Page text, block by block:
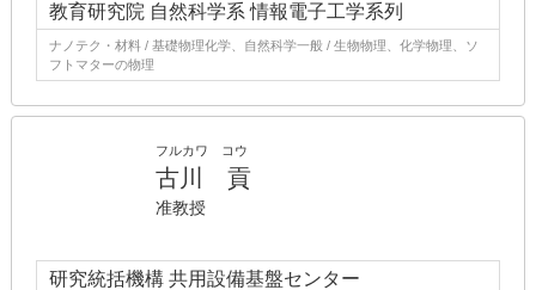
教育研究院 自然科学系 情報電子工学系列
ナノテク・材料 / 基礎物理化学、自然科学一般 / 生物物理、化学物理、ソ
フトマターの物理
フルカワ コウ
古川 貢
准教授
研究統括機構 共用設備基盤センター